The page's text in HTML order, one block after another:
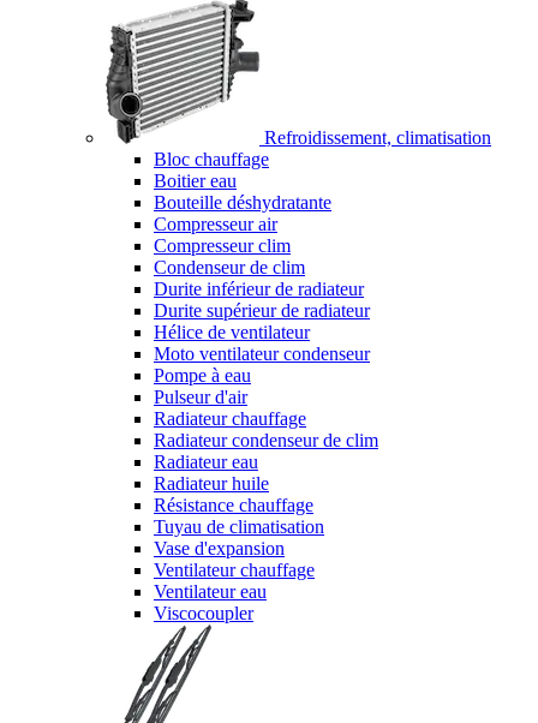
Refroidissement, climatisation
Bloc chauffage
Boitier eau
Bouteille déshydratante
Compresseur air
Compresseur clim
Condenseur de clim
Durite inférieur de radiateur
Durite supérieur de radiateur
Hélice de ventilateur
Moto ventilateur condenseur
Pompe à eau
Pulseur d'air
Radiateur chauffage
Radiateur condenseur de clim
Radiateur eau
Radiateur huile
Résistance chauffage
Tuyau de climatisation
Vase d'expansion
Ventilateur chauffage
Ventilateur eau
Viscocoupler